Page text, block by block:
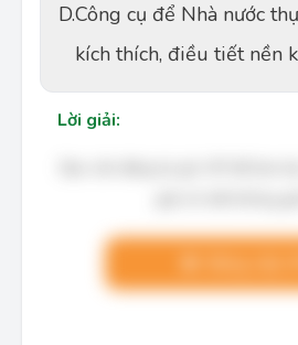
D.Công cụ để Nhà nước
kích thích, điều tiết nền
Lời giải: